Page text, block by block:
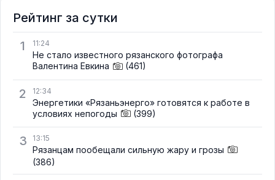
Рейтинг за сутки
1
11:24
Не стало известного рязанского фотографа
Валентина Евкина
(461)
2 12:34
Энергетики «Рязаньэнерго» готовятся к работе в
условиях непогоды
(399)
3 13:15
Рязанцам пообещали сильную жару и грозы
(386)